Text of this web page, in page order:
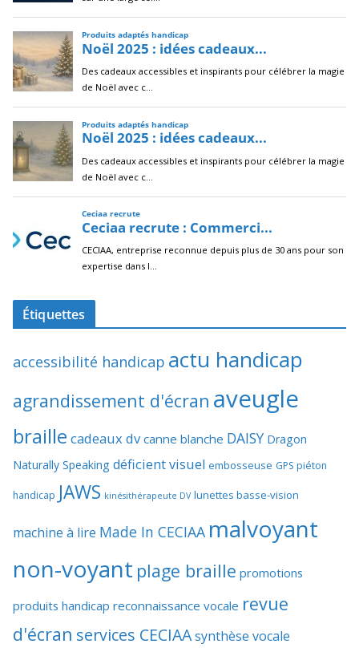
Étiquettes
accessibilité handicap actu handicap
agrandissement d'écran aveugle
braille cadeaux dv canne blanche DAISY Dragon
Naturally Speaking déficient visuel embosseuse GPS piéton
handicap JAWS kinésithérapeute DV lunettes basse-vision
machine à lire Made In CECIAA malvoyant
non-voyant plage braille promotions
produits handicap reconnaissance vocale revue
d'écran services CECIAAsynthèse vocale